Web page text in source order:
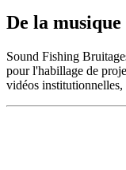
De la
Sound Fishing
pour l'habillage de
vidéos